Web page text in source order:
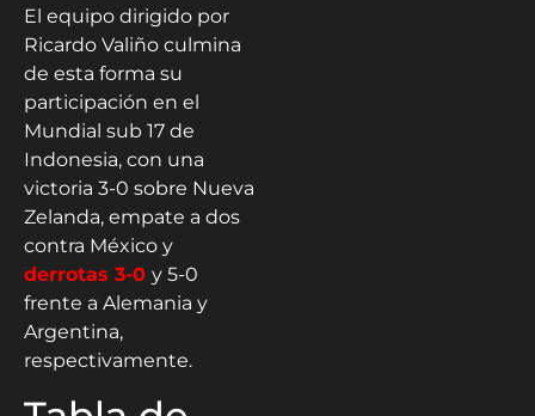
El equipo dirigido por
Ricardo Valiño culmina
de esta forma su
participación en el
Mundial sub 17 de
Indonesia, con una
victoria 3-0 sobre Nueva
Zelanda, empate a dos
contra México y
derrotas 3-0 y 5-0
frente a Alemania y
Argentina,
respectivamente.